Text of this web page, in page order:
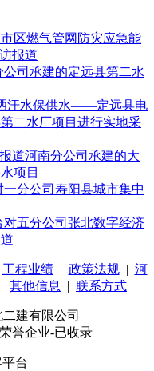
区燃气管网防灾应急能
报道
司承建的定远县第二水
汗水保供水——定远县电
二水厂项目进行实地采
道河南分公司承建的大
项目
分公司寿阳县城市集中
五分公司张北数字经济
工程业绩| 政策法规| 河
| 其他信息 | 联系方式
建有限公司
誉企业-已收录
台